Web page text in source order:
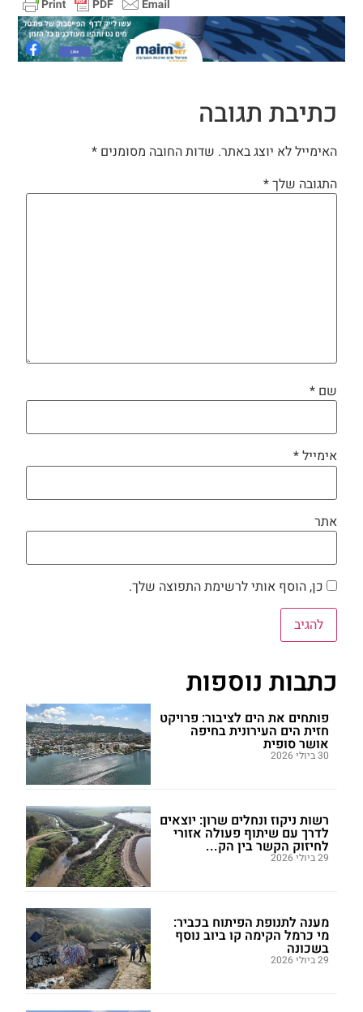
כתיבת תגובה
האימייל לא יוצג באתר. שדות החובה מסומנים *
התגובה שלך*
שם *
אימייל*
אתר
כן, הוסף אותי לרשימת התפוצה שלך.
כתבות נוספות
פותחים את הים לציבור: פרויקט
חזית הים העירונית בחיפה
אושר סופית
30 ביולי 2026
רשות ניקוז ונחלים שרון: יוצאים
לדרך עם שיתוף פעולה אזורי
לחיזוק הקשר בין הק...
29 ביולי 2026
מענה לתנופת הפיתוח בכביר:
מי כרמל הקימה קו ביוב נוסף
בשכונה
29 ביולי 2026